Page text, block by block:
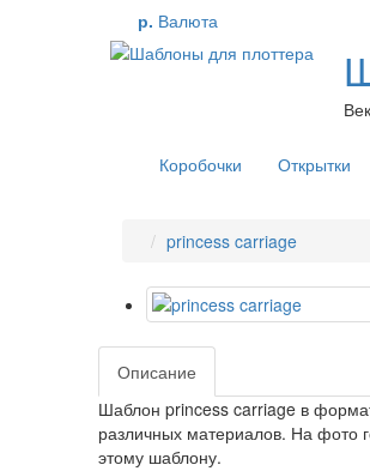
р. Валюта
Коробочки Открытки
princess carriage
Описание
Шаблон princess carriage в
различных материалов. На фото
этому шаблону.